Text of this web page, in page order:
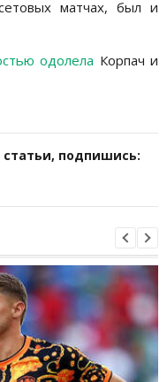
матчах, был и
одолела Корпач и
статьи, подпишись: